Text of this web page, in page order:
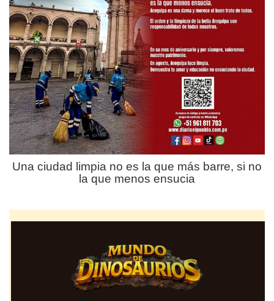
Una ciudad limpia no es la que más barre, si no
la que menos ensucia